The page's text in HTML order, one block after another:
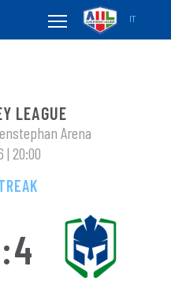
IT
LEAGUE
Arena
| 20:00